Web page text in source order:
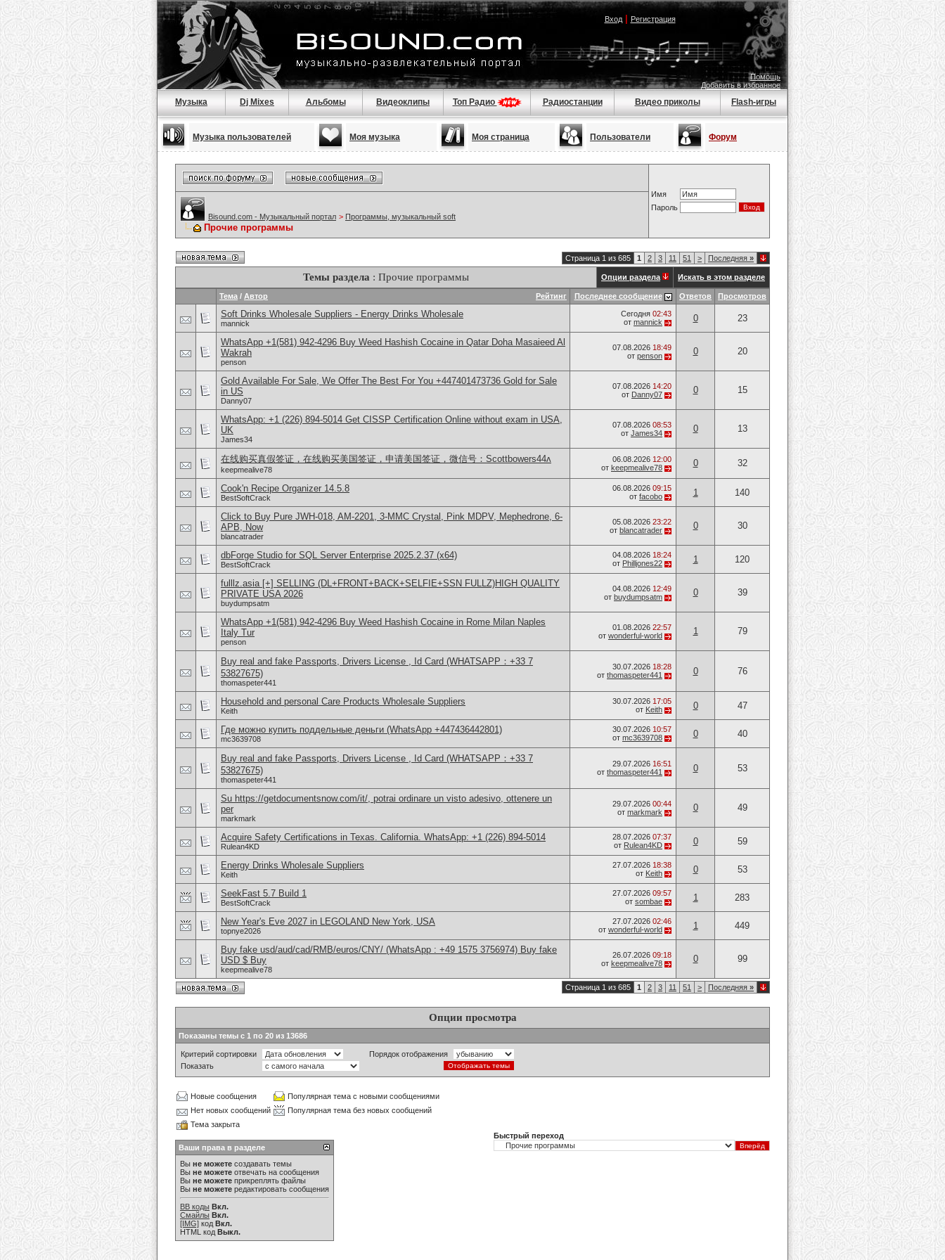
Вход| Регистрация
Помощь
Добавить в избранное
Музыка Dj Mixes Альбомы Видеоклипы Топ Радио Радиостанции Видео приколы Flash-игры
Музыка пользователей Моя музыка Моя страница Пользователи Форум
Имя
Пароль
Bisound.com - Музыкальный портал > Программы, музыкальный soft
Прочие программы
Страница 1 из 685 1 2 3 11 51 > Последняя »
Темы раздела : Прочие программы Опции раздела Искать в этом разделе
Рейтинг
Тема / Автор Последнее сообщение Ответов Просмотров
Soft Drinks Wholesale Suppliers - Energy Drinks Wholesale
mannick
Сегодня 02:43
от mannick 0 23
WhatsApp +1(581) 942-4296 Buy Weed Hashish Cocaine in Qatar Doha Masaieed Al
Wakrah
penson
07.08.2026 18:49
от penson 0 20
Gold Available For Sale, We Offer The Best For You +447401473736 Gold for Sale
in US
Danny07
07.08.2026 14:20
от Danny07 0 15
WhatsApp: +1 (226) 894-5014​ Get CISSP Certification Online without exam in USA,
UK
James34
07.08.2026 08:53
от James34 0 13
在线购买真假签证，在线购买美国签证，申请美国签证，微信号：Scottbowers44ʌ
keepmealive78
06.08.2026 12:00
от keepmealive78 0 32
Cook'n Recipe Organizer 14.5.8
BestSoftCrack
06.08.2026 09:15
от facobo 1 140
Click to Buy Pure JWH-018, AM-2201, 3-MMC Crystal, Pink MDPV, Mephedrone, 6-
APB, Now
blancatrader
05.08.2026 23:22
от blancatrader 0 30
dbForge Studio for SQL Server Enterprise 2025.2.37 (x64)
BestSoftCrack
04.08.2026 18:24
от Philljones22 1 120
fulllz.asia [+] SELLING (DL+FRONT+BACK+SELFIE+SSN FULLZ)HIGH QUALITY
PRIVATE USA 2026
buydumpsatm
04.08.2026 12:49
от buydumpsatm 0 39
WhatsApp +1(581) 942-4296 Buy Weed Hashish Cocaine in Rome Milan Naples
Italy Tur
penson
01.08.2026 22:57
от wonderful-world 1 79
Buy real and fake Passports, Drivers License , Id Card (WHATSAPP：+33 7
53827675)
thomaspeter441
30.07.2026 18:28
от thomaspeter441 0 76
Household and personal Care Products Wholesale Suppliers
Keith
30.07.2026 17:05
от Keith 0 47
Где можно купить поддельные деньги (WhatsApp +447436442801)
mc3639708
30.07.2026 10:57
от mc3639708 0 40
Buy real and fake Passports, Drivers License , Id Card (WHATSAPP：+33 7
53827675)
thomaspeter441
29.07.2026 16:51
от thomaspeter441 0 53
Su https://getdocumentsnow.com/it/, potrai ordinare un visto adesivo, ottenere un
per
markmark
29.07.2026 00:44
от markmark 0 49
Acquire Safety Certifications in Texas. California. WhatsApp: +1 (226) 894-5014
Rulean4KD
28.07.2026 07:37
от Rulean4KD 0 59
Energy Drinks Wholesale Suppliers
Keith
27.07.2026 18:38
от Keith 0 53
SeekFast 5.7 Build 1
BestSoftCrack
27.07.2026 09:57
от sombae 1 283
New Year's Eve 2027 in LEGOLAND New York, USA
topnye2026
27.07.2026 02:46
от wonderful-world 1 449
Buy fake usd/aud/cad/RMB/euros/CNY/ (WhatsApp : +49 1575 3756974) Buy fake
USD $ Buy
keepmealive78
26.07.2026 09:18
от keepmealive78 0 99
Страница 1 из 685 1 2 3 11 51 > Последняя »
Опции просмотра
Показаны темы с 1 по 20 из 13686
Критерий сортировки
Порядок отображения
Показать
Новые сообщения
Популярная тема с новыми сообщениями
Нет новых сообщений
Популярная тема без новых сообщений
Тема закрыта
Ваши права в разделе
Вы не можете создавать темы
Вы не можете отвечать на сообщения
Вы не можете прикреплять файлы
Вы не можете редактировать сообщения
BB коды Вкл.
Смайлы Вкл.
[IMG] код Вкл.
HTML код Выкл.
Быстрый переход